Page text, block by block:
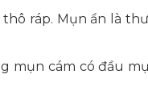
thô ráp. Mụn ẩn là
mụn cám có đầu